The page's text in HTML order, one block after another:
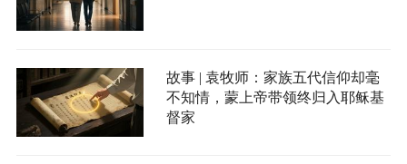
故事 | 袁牧师：家族五代信仰却毫
不知情，蒙上帝带领终归入耶稣基
督家